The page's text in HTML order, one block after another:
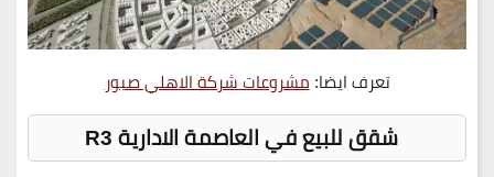
تعرف ايضا:مشروعات شركة الاهلي صبور
شقق للبيع في العاصمة الادارية R3